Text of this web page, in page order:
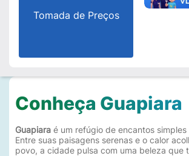
Tomada de Preços
Conheça Guapiara
Guapiara é um refúgio de encantos
Entre suas paisagens serenas e o calor
povo, a cidade pulsa com uma beleza que